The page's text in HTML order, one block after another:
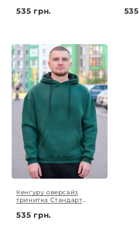
535 грн.
Кенгуру оверсайз
тринитка Стандарт
535 грн.